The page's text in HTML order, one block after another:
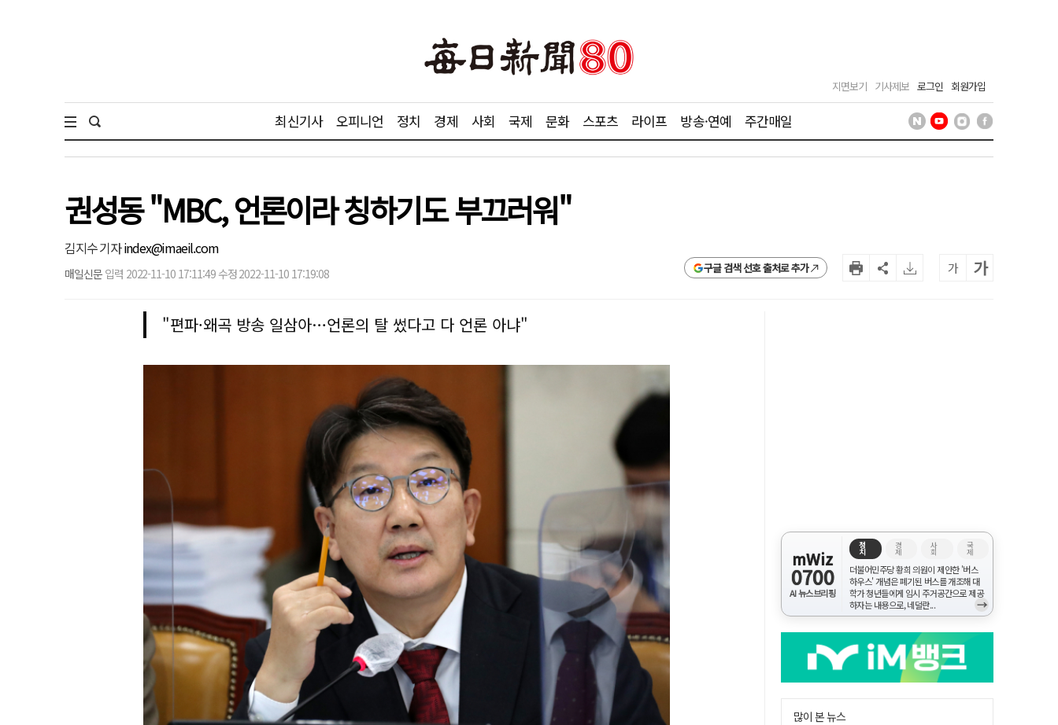
지면보기 기사제보 로그인 회원가입
최신기사 오피니언 정치 경제 사회 국제 문화 스포츠 라이프 방송·연예 주간매일
권성동 "MBC, 언론이라 칭하기도 부끄러워"
김지수 기자index@imaeil.com
매일신문 입력 2022-11-10 17:11:49 수정 2022-11-10 17:19:08 구글 검색 선호 출처로 추가 가 가
"편파·왜곡 방송 일삼아…언론의 탈 썼다고 다 언론 아냐"
mWiz
0700
AI 뉴스브리핑
정
치
경
제
사
회
국
제
더불어민주당 황희 의원이 제안한 '버스
하우스' 개념은 폐기된 버스를 개조해 대
학가 청년들에게 임시 주거공간으로 제공
하자는 내용으로, 네덜란...
→
많이 본 뉴스